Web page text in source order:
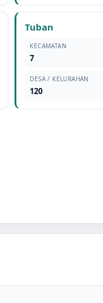
Tuban
KECAMATAN
7
DESA / KELURAHAN
120